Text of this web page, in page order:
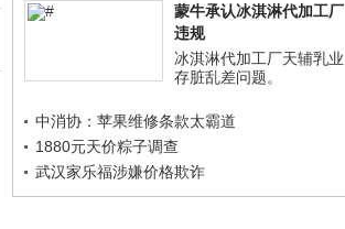
蒙牛承认冰淇淋代加工厂
违规
冰淇淋代加工厂天辅乳业
存脏乱差问题。
中消协：苹果维修条款太霸道
1880元天价粽子调查
武汉家乐福涉嫌价格欺诈